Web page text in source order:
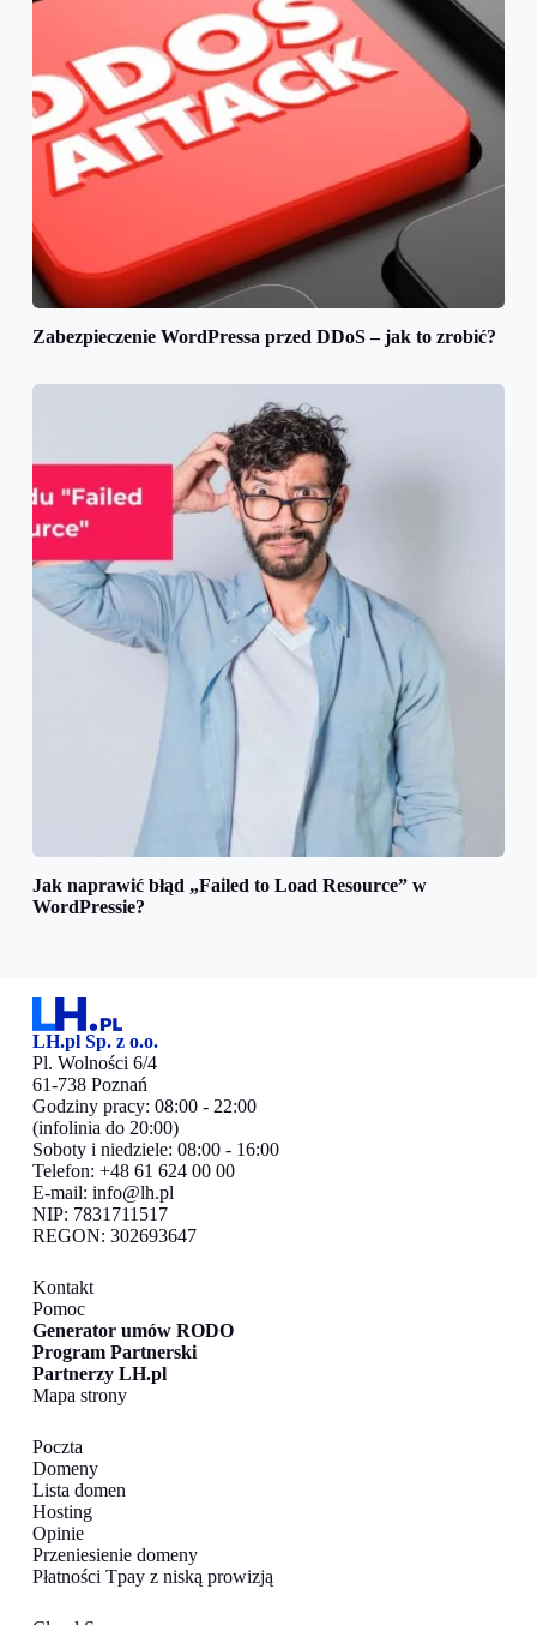
Zabezpieczenie WordPressa przed DDoS – jak to zrobić?
Jak naprawić błąd „Failed to Load Resource” w
WordPressie?
LH.pl Sp. z o.o.
Pl. Wolności 6/4
61-738 Poznań
Godziny pracy: 08:00 - 22:00
(infolinia do 20:00)
Soboty i niedziele: 08:00 - 16:00
Telefon: +48 61 624 00 00
E-mail: info@lh.pl
NIP: 7831711517
REGON: 302693647
Kontakt
Pomoc
Generator umów RODO
Program Partnerski
Partnerzy LH.pl
Mapa strony
Poczta
Domeny
Lista domen
Hosting
Opinie
Przeniesienie domeny
Płatności Tpay z niską prowizją